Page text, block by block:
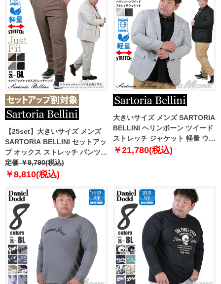
【25set】大きいサイズ メンズ
SARTORIA BELLINI セットアッ
プ オックス ストレッチ パンツ
ジャストフィット 軽量 ウォッシ
ャブル イージーケア ライフスー
定価 ￥9,790(税込)
￥8,810(税込)
大きいサイズ メンズ SARTORIA
BELLINI ヘリンボーン ツイード
ストレッチ ジャケット 軽量 ウォ
ッシャブル イージーケア
￥21,780(税込)